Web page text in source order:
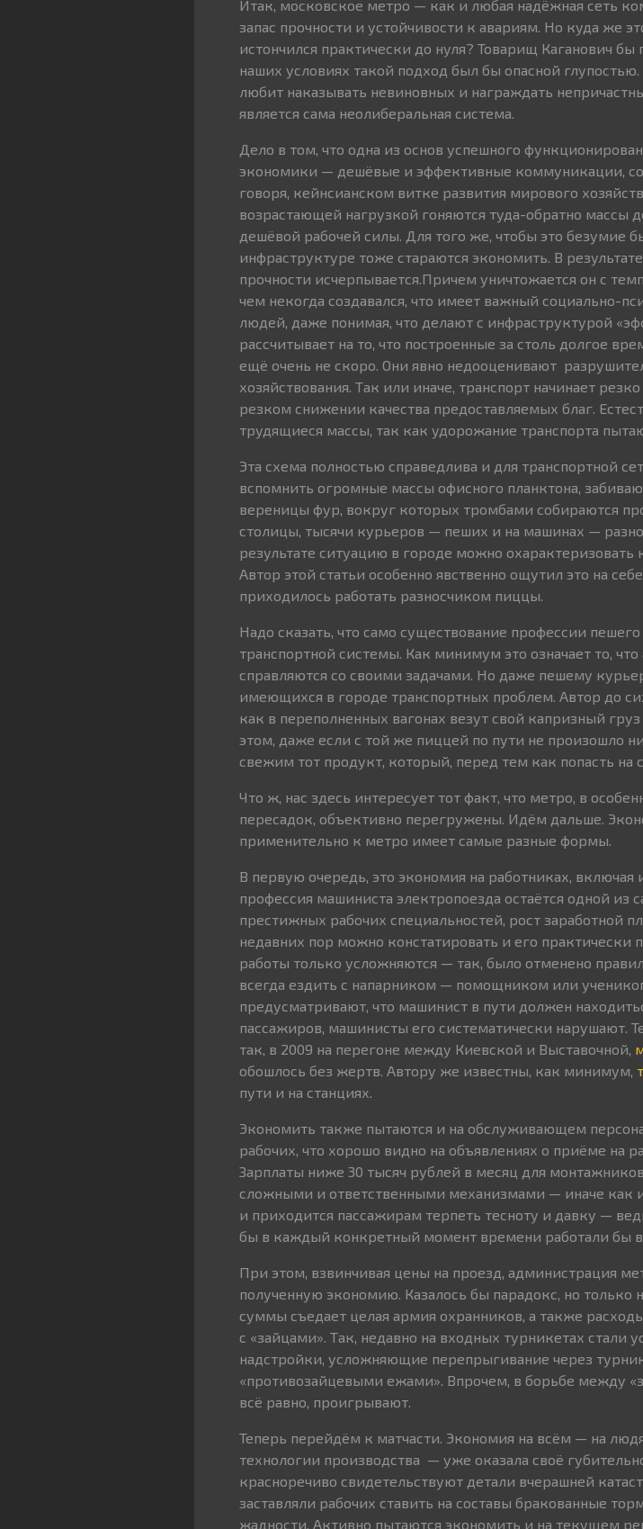
Итак, московское метро — как и любая надёжная сеть
запас прочности и устойчивости к авариям. Но куда же
истончился практически до нуля? Товарищ Каганович
наших условиях такой подход был бы опасной глупостью.
любит наказывать невиновных и награждать
является сама неолиберальная система.
Дело в том, что одна из основ успешного
экономики — дешёвые и эффективные коммуникации,
говоря, кейнсианском витке развития мирового
возрастающей нагрузкой гоняются туда-обратно массы
дешёвой рабочей силы. Для того же, чтобы это безумие
инфраструктуре тоже стараются экономить. В
прочности исчерпывается.Причем уничтожается он с
чем некогда создавался, что имеет важный социально-
людей, даже понимая, что делают с инфраструктурой
рассчитывает на то, что построенные за столь долгое
ещё очень не скоро. Они явно недооценивают
хозяйствования. Так или иначе, транспорт начинает
резком снижении качества предоставляемых благ.
трудящиеся массы, так как удорожание транспорта
Эта схема полностью справедлива и для транспортной
вспомнить огромные массы офисного планктона,
вереницы фур, вокруг которых тромбами собираются
столицы, тысячи курьеров — пеших и на машинах —
результате ситуацию в городе можно охарактеризовать
Автор этой статьи особенно явственно ощутил это на
приходилось работать разносчиком пиццы.
Надо сказать, что само существование профессии
транспортной системы. Как минимум это означает то,
справляются со своими задачами. Но даже пешему
имеющихся в городе транспортных проблем. Автор до
как в переполненных вагонах везут свой капризный
этом, даже если с той же пиццей по пути не произошло
свежим тот продукт, который, перед тем как попасть на
Что ж, нас здесь интересует тот факт, что метро, в
пересадок, объективно перегружены. Идём дальше.
применительно к метро имеет самые разные формы.
В первую очередь, это экономия на работниках, включая
профессия машиниста электропоезда остаётся одной
престижных рабочих специальностей, рост заработной
недавних пор можно констатировать и его практически
работы только усложняются — так, было отменено
всегда ездить с напарником — помощником или
предусматривают, что машинист в пути должен
пассажиров, машинисты его систематически нарушают.
так, в 2009 на перегоне между Киевской и Выставочной,
обошлось без жертв. Автору же известны, как минимум,
пути и на станциях.
Экономить также пытаются и на обслуживающем
рабочих, что хорошо видно на объявлениях о приёме на
Зарплаты ниже 30 тысяч рублей в месяц для
сложными и ответственными механизмами — иначе как
и приходится пассажирам терпеть тесноту и давку —
бы в каждый конкретный момент времени работали бы
При этом, взвинчивая цены на проезд, администрация
полученную экономию. Казалось бы парадокс, но только
суммы съедает целая армия охранников, а также
с «зайцами». Так, недавно на входных турникетах стали
надстройки, усложняющие перепрыгивание через
«противозайцевыми ежами». Впрочем, в борьбе между
всё равно, проигрывают.
Теперь перейдём к матчасти. Экономия на всём — на
технологии производства — уже оказала своё
красноречиво свидетельствуют детали вчерашней
заставляли рабочих ставить на составы бракованные
жадности. Активно пытаются экономить и на текущем